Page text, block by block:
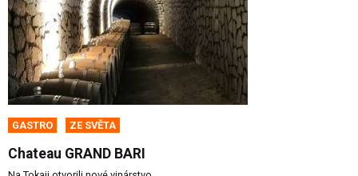
GASTRO ZE SVĚTA
Chateau GRAND BARI